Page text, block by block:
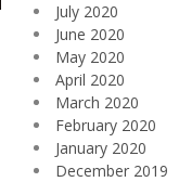
July 2020
June 2020
May 2020
April 2020
March 2020
February 2020
January 2020
December 2019